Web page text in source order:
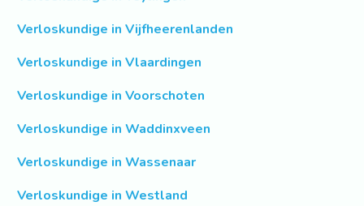
Verloskundige in Vijfheerenlanden
Verloskundige in Vlaardingen
Verloskundige in Voorschoten
Verloskundige in Waddinxveen
Verloskundige in Wassenaar
Verloskundige in Westland